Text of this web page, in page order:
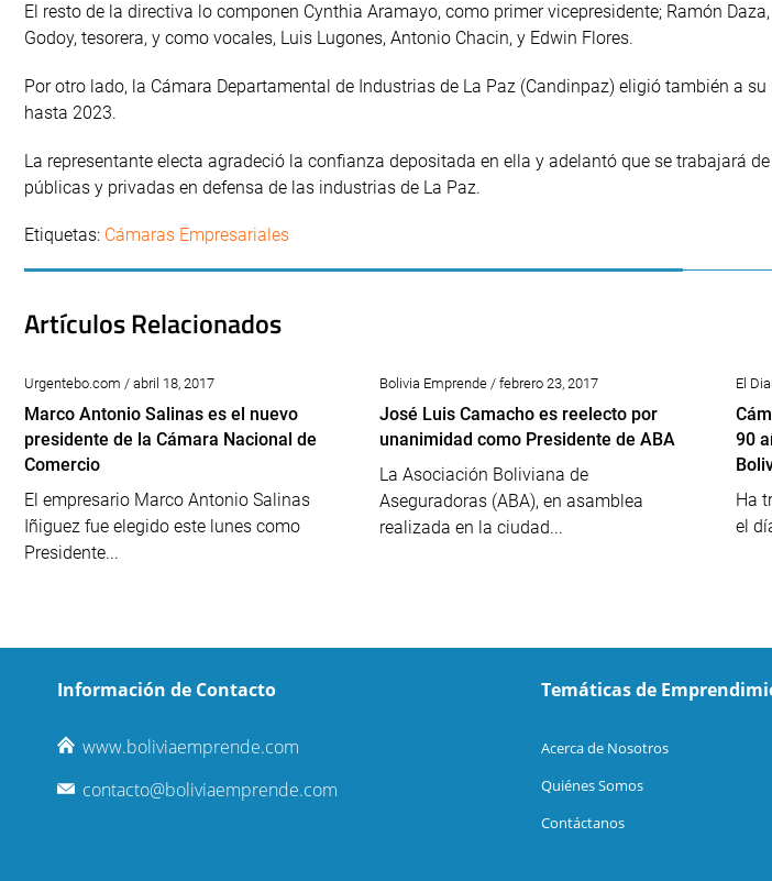
El resto de la directiva lo componen Cynthia Aramayo, como primer vicepresidente; Ramón
Godoy, tesorera, y como vocales, Luis Lugones, Antonio Chacin, y Edwin Flores.
Por otro lado, la Cámara Departamental de Industrias de La Paz (Candinpaz) eligió también a
hasta 2023.
La representante electa agradeció la confianza depositada en ella y adelantó que se trabajará
públicas y privadas en defensa de las industrias de La Paz.
Etiquetas: Cámaras Empresariales
Artículos Relacionados
Urgentebo.com / abril 18, 2017
Marco Antonio Salinas es el nuevo
presidente de la Cámara Nacional de
Comercio
El empresario Marco Antonio Salinas
Iñiguez fue elegido este lunes como
Presidente...
Bolivia Emprende / febrero 23, 2017
José Luis Camacho es reelecto por
unanimidad como Presidente de ABA
La Asociación Boliviana de
Aseguradoras (ABA), en asamblea
realizada en la ciudad...
El
90
Ha
el
Información de Contacto
www.boliviaemprende.com
contacto@boliviaemprende.com
Temáticas de
Acerca de Nosotros
Quiénes Somos
Contáctanos